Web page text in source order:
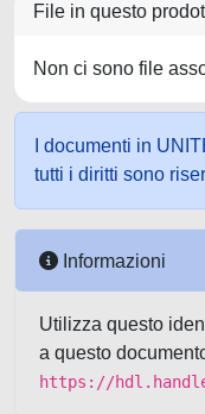
File in questo
Non ci sono file
I documenti in
tutti i diritti sono
Informazioni
Utilizza questo
a questo
https://